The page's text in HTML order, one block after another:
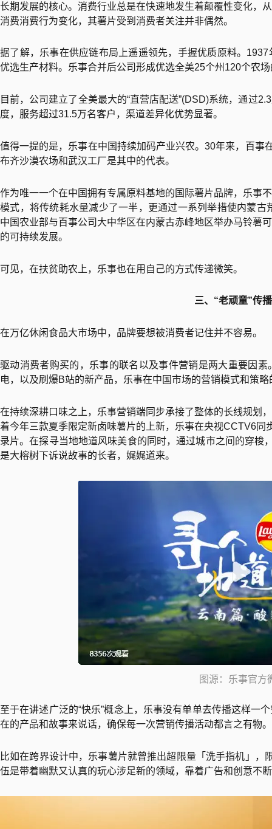
长期发展的核心。消费行业总是在快速地发生着颠覆性变化，
消费消费行为变化，其薯片受到消费者关注并非偶然。
据了解，乐事在供应链布局上遥遥领先，手握优质原料。
优选生产材料。乐事合并后公司形成优选全美25个州120个农
目前，公司建立了全美最大的“直营店配送”(DSD)系统，通过
度，服务超过31.5万名客户，渠道差异化优势显著。
值得一提的是，乐事在中国持续加码产业兴农。30年来，百事
布齐沙漠农场和武汉工厂是其中的代表。
作为唯一一个在中国拥有专属原料基地的国际薯片品牌，乐事
模式，将传统耗水量减少了一半，更通过一系列举措使内蒙
中国农业部与百事公司大中华区在内蒙古赤峰地区举办马铃薯
的可持续发展。
可见，在扶贫助农上，乐事也在用自己的方式传递微笑。
三、“老顽童”传
在万亿休闲食品大市场中，品牌要想被消费者记住并不容易。
驱动消费者购买的，乐事的联名以及事件营销是两大重要因
电，以及刷爆B站的新产品，乐事在中国市场的营销模式和策
在持续深耕口味之上，乐事营销端同步承接了整体的长线规划
着今年三款夏季限定新卤味薯片的上新，乐事在央视CCTV6
录片。在探寻当地地道风味美食的同时，通过城市之间的穿梭
是大榕树下诉说故事的长者，娓娓道来。
图源：乐事官方
至于在讲述广泛的“快乐”概念上，乐事没有单单去传播这样一
在的产品和故事来说话，确保每一次营销传播活动都言之有物。
比如在跨界设计中，乐事薯片就曾推出超限量「洗手指机」
伍是带着幽默又认真的玩心涉足新的领域，靠着广告和创意不